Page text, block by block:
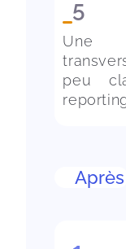
5
Une
peu
Après